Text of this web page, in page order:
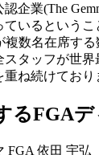
企業(The
いるという
数名在席す
タッフが世
ね続けており
るFGA